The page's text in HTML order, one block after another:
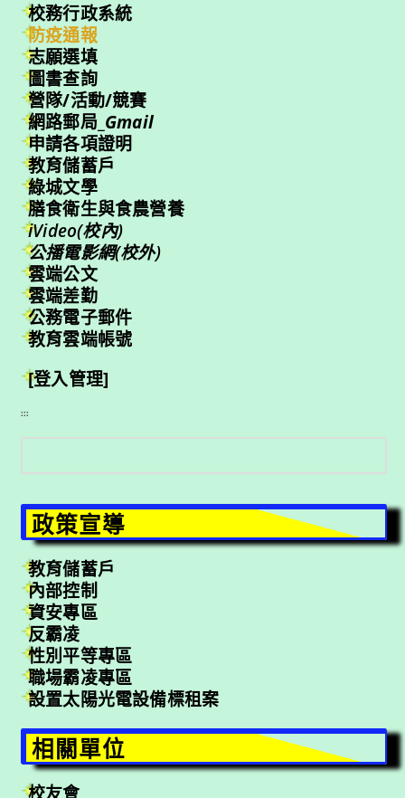
校務行政系統
防疫通報
志願選填
圖書查詢
營隊/活動/競賽
網路郵局_ Gmail
申請各項證明
教育儲蓄戶
綠城文學
膳食衛生與食農營養
iVideo(校內)
公播電影網(校外)
雲端公文
雲端差勤
公務電子郵件
教育雲端帳號
[登入管理]
:::
搜
尋
政策宣導
教育儲蓄戶
內部控制
資安專區
反霸凌
性別平等專區
職場霸凌專區
設置太陽光電設備標租案
相關單位